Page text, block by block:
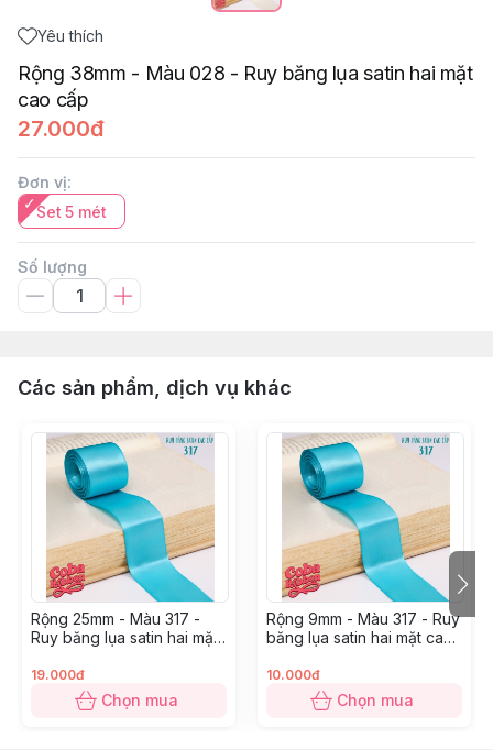
Yêu thích
Rộng 38mm - Màu 028 - Ruy băng lụa satin hai mặt
cao cấp
27.000đ
Đơn vị:
Set 5 mét
Số lượng
Các sản phẩm, dịch vụ khác
Rộng 25mm - Màu 317 -
Ruy băng lụa satin hai mặt
19.000đ
Chọn mua
Rộng 9mm - Màu 317 - Ruy
băng lụa satin hai mặt cao
10.000đ
Chọn mua